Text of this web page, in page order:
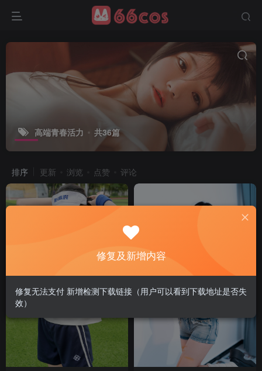
高端青春活力 共36篇
排序 更新 浏览 点赞 评论
修复及新增内容
修复无法支付 新增检测下载链接（用户可以看到下载地址是否失
效）